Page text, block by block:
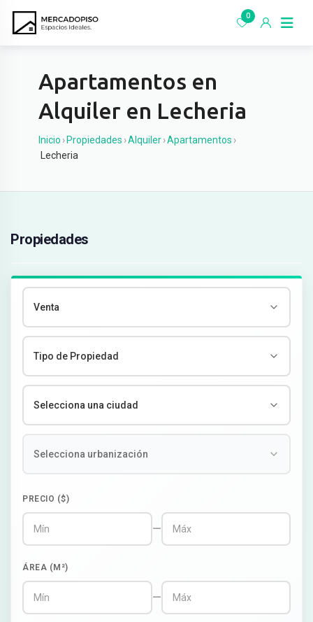
0
Apartamentos en
Alquiler en Lecheria
Inicio › Propiedades ›Alquiler›Apartamentos ›
Lecheria
Propiedades
PRECIO ($)
—
ÁREA (M²)
—